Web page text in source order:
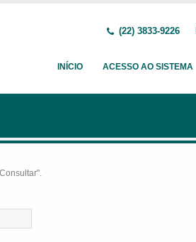
(22) 3833-9226
INÍCIO ACESSO AO SISTEMA